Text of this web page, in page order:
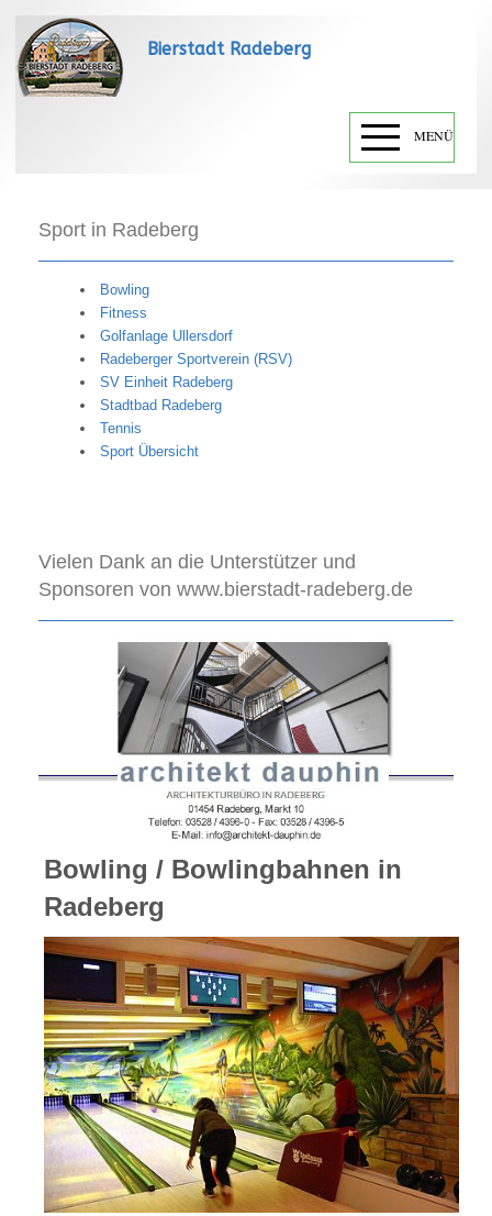
Bierstadt Radeberg
MENÜ
Sport in Radeberg
Bowling
Fitness
Golfanlage Ullersdorf
Radeberger Sportverein (RSV)
SV Einheit Radeberg
Stadtbad Radeberg
Tennis
Sport Übersicht
Vielen Dank an die Unterstützer und
Sponsoren von www.bierstadt-radeberg.de
Bowling / Bowlingbahnen in
Radeberg